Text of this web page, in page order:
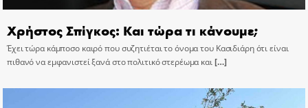
Χρήστος Σπίγκος: Και τώρα τι κάνουμε;
Έχει τώρα κάμποσο καιρό που συζητιέται το όνομα του Κασιδιάρη ότι είναι
πιθανό να εμφανιστεί ξανά στο πολιτικό στερέωμα και[…]